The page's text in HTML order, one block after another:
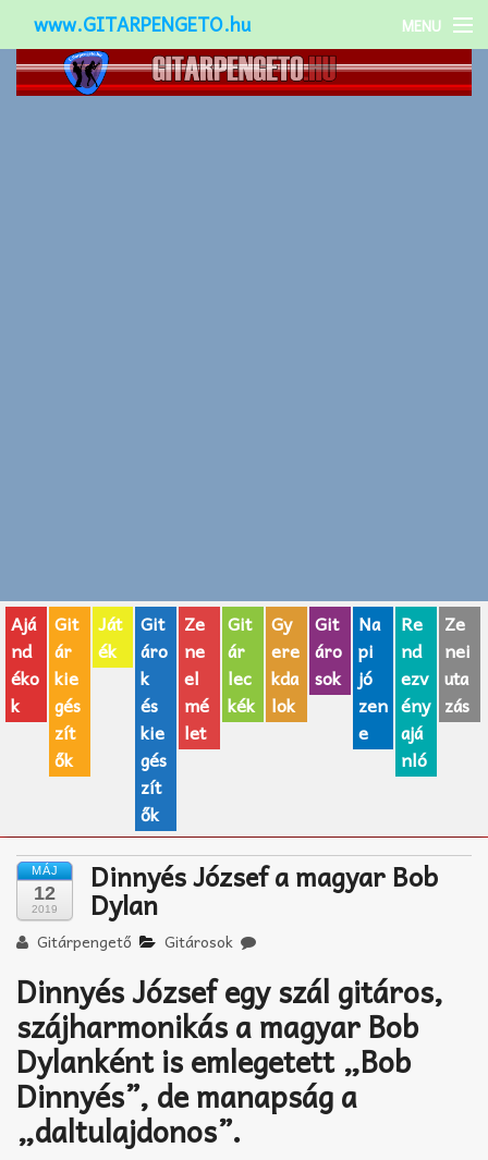
www.GITARPENGETO.hu MENU
Népszerű-
AJÁNDÉK ÖTLETEK
Vicces
GITÁR MÁRKÁK
TOP100 nóta
Zeneiskolák
Zeneszerzés alapjai
Akkord-kotta
TABok
Improvizáció
Ajá
nd
éko
k
Git
ár
kie
gés
zít
ők
Ját
ék
Git
áro
k
és
kie
gés
zít
ők
Ze
ne
el
mé
let
Git
ár
lec
kék
Gy
ere
kda
lok
Git
áro
sok
Na
pi
jó
zen
e
Re
nd
ezv
ény
ajá
nló
Ze
nei
uta
zás
MÁJ
12
2019
Dinnyés József a magyar Bob
Dylan
Gitárpengető Gitárosok
Dinnyés József egy szál gitáros,
szájharmonikás a magyar Bob
Dylanként is emlegetett „Bob
Dinnyés”, de manapság a
„daltulajdonos”.